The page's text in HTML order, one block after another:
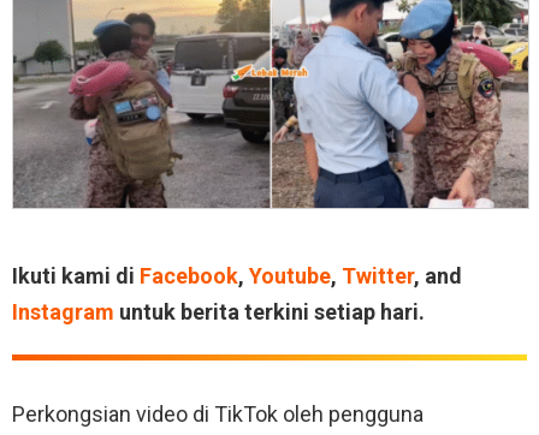
Ikuti kami di Facebook, Youtube, Twitter, and
Instagram untuk berita terkini setiap hari.
Perkongsian video di TikTok oleh pengguna